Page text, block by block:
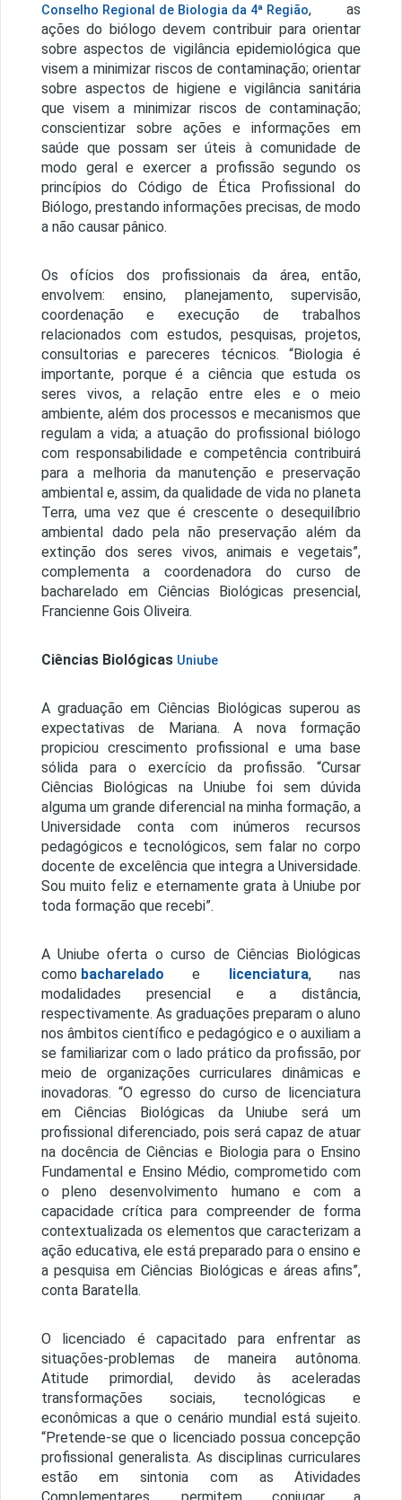
Conselho Regional de Biologia da 4ª Região, as
ações do biólogo devem contribuir para orientar
sobre aspectos de vigilância epidemiológica que
visem a minimizar riscos de contaminação; orientar
sobre aspectos de higiene e vigilância sanitária
que visem a minimizar riscos de contaminação;
conscientizar sobre ações e informações em
saúde que possam ser úteis à comunidade de
modo geral e exercer a profissão segundo os
princípios do Código de Ética Profissional do
Biólogo, prestando informações precisas, de modo
a não causar pânico.
Os ofícios dos profissionais da área, então,
envolvem: ensino, planejamento, supervisão,
coordenação e execução de trabalhos
relacionados com estudos, pesquisas, projetos,
consultorias e pareceres técnicos. “Biologia é
importante, porque é a ciência que estuda os
seres vivos, a relação entre eles e o meio
ambiente, além dos processos e mecanismos que
regulam a vida; a atuação do profissional biólogo
com responsabilidade e competência contribuirá
para a melhoria da manutenção e preservação
ambiental e, assim, da qualidade de vida no planeta
Terra, uma vez que é crescente o desequilíbrio
ambiental dado pela não preservação além da
extinção dos seres vivos, animais e vegetais”,
complementa a coordenadora do curso de
bacharelado em Ciências Biológicas presencial,
Francienne Gois Oliveira.
Ciências Biológicas Uniube
A graduação em Ciências Biológicas superou as
expectativas de Mariana. A nova formação
propiciou crescimento profissional e uma base
sólida para o exercício da profissão. “Cursar
Ciências Biológicas na Uniube foi sem dúvida
alguma um grande diferencial na minha formação, a
Universidade conta com inúmeros recursos
pedagógicos e tecnológicos, sem falar no corpo
docente de excelência que integra a Universidade.
Sou muito feliz e eternamente grata à Uniube por
toda formação que recebi”.
A Uniube oferta o curso de Ciências Biológicas
como bacharelado e licenciatura, nas
modalidades presencial e a distância,
respectivamente. As graduações preparam o aluno
nos âmbitos científico e pedagógico e o auxiliam a
se familiarizar com o lado prático da profissão, por
meio de organizações curriculares dinâmicas e
inovadoras. “O egresso do curso de licenciatura
em Ciências Biológicas da Uniube será um
profissional diferenciado, pois será capaz de atuar
na docência de Ciências e Biologia para o Ensino
Fundamental e Ensino Médio, comprometido com
o pleno desenvolvimento humano e com a
capacidade crítica para compreender de forma
contextualizada os elementos que caracterizam a
ação educativa, ele está preparado para o ensino e
a pesquisa em Ciências Biológicas e áreas afins”,
conta Baratella.
O licenciado é capacitado para enfrentar as
situações-problemas de maneira autônoma.
Atitude primordial, devido às aceleradas
transformações sociais, tecnológicas e
econômicas a que o cenário mundial está sujeito.
“Pretende-se que o licenciado possua concepção
profissional generalista. As disciplinas curriculares
estão em sintonia com as Atividades